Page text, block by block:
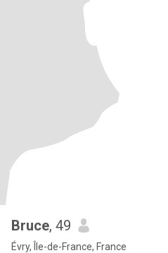
Bruce, 49
Évry, Île-de-France, France